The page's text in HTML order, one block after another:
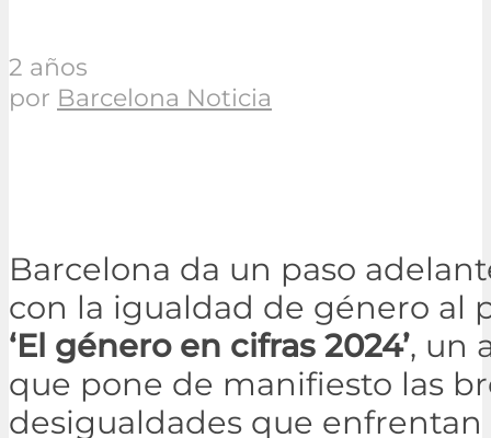
2 años
por Barcelona Noticia
Barcelona da un paso
con la igualdad de género al
‘El género en cifras 2024’, un
que pone de manifiesto las
desigualdades que enfrentan